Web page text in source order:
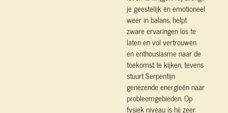
je geestelijk en emotioneel
weer in balans, helpt
zware ervaringen los te
laten en vol vertrouwen
en enthousiasme naar de
toekomst te kijken, tevens
stuurt Serpentijn
genezende energieën naar
probleemgebieden. Op
fysiek niveau is hij zeer